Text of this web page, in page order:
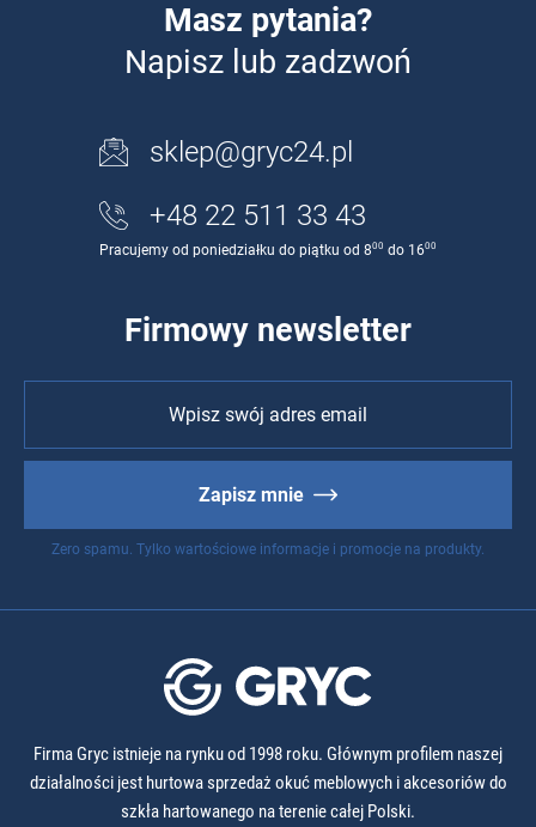
Masz pytania?
Napisz lub zadzwoń
sklep@gryc24.pl
+48 22 511 33 43
Pracujemy od poniedziałku do piątku od 800 do 1600
Firmowy newsletter
Zapisz mnie
Zero spamu. Tylko wartościowe informacje i promocje na produkty.
Firma Gryc istnieje na rynku od 1998 roku. Głównym profilem naszej
działalności jest hurtowa sprzedaż okuć meblowych i akcesoriów do
szkła hartowanego na terenie całej Polski.